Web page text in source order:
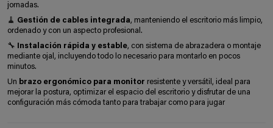
jornadas.
🧹 Gestión de cables integrada, manteniendo el escritorio más limpio,
ordenado y con un aspecto profesional.
🔧
Instalación rápida y estable, con sistema de abrazadera o montaje
mediante ojal, incluyendo todo lo necesario para montarlo en pocos
minutos.
Un brazo ergonómico para monitor resistente y versátil, ideal para
mejorar la postura, optimizar el espacio del escritorio y disfrutar de una
configuración más cómoda tanto para trabajar como para jugar